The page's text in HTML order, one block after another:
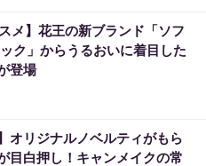
メ】花王の新ブランド「ソフ
ク」からうるおいに着目した
登場
オリジナルノベルティがもら
目白押し！キャンメイクの常